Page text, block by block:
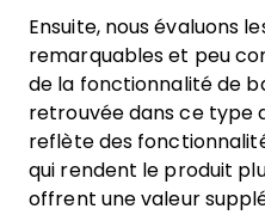
Ensuite, nous évaluons
remarquables et peu
de la fonctionnalité de
retrouvée dans ce type
reflète des
qui rendent le produit
offrent une valeur